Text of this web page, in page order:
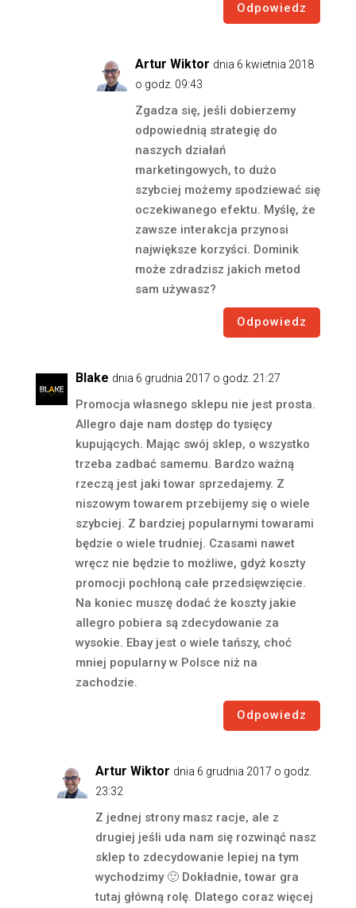
Odpowiedz
Artur Wiktor dnia 6 kwietnia 2018
o godz. 09:43
Zgadza się, jeśli dobierzemy
odpowiednią strategię do
naszych działań
marketingowych, to dużo
szybciej możemy spodziewać się
oczekiwanego efektu. Myślę, że
zawsze interakcja przynosi
największe korzyści. Dominik
może zdradzisz jakich metod
sam używasz?
Odpowiedz
Blake dnia 6 grudnia 2017 o godz. 21:27
Promocja własnego sklepu nie jest prosta.
Allegro daje nam dostęp do tysięcy
kupujących. Mając swój sklep, o wszystko
trzeba zadbać samemu. Bardzo ważną
rzeczą jest jaki towar sprzedajemy. Z
niszowym towarem przebijemy się o wiele
szybciej. Z bardziej popularnymi towarami
będzie o wiele trudniej. Czasami nawet
wręcz nie będzie to możliwe, gdyż koszty
promocji pochłoną całe przedsięwzięcie.
Na koniec muszę dodać że koszty jakie
allegro pobiera są zdecydowanie za
wysokie. Ebay jest o wiele tańszy, choć
mniej popularny w Polsce niż na
zachodzie.
Odpowiedz
Artur Wiktor dnia 6 grudnia 2017 o godz.
23:32
Z jednej strony masz racje, ale z
drugiej jeśli uda nam się rozwinąć nasz
sklep to zdecydowanie lepiej na tym
wychodzimy 🙂 Dokładnie, towar gra
tutaj główną rolę. Dlatego coraz więcej